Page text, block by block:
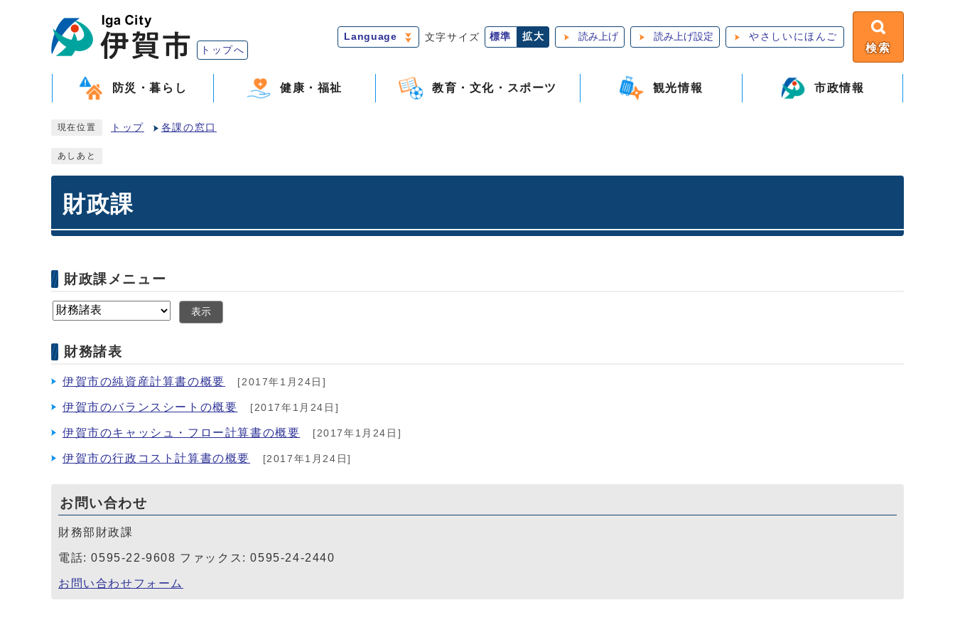
トップへ
Language 文字サイズ 標準 拡大 読み上げ 読み上げ設定 やさしいにほんご
検索
防災・暮らし 健康・福祉 教育・文化・スポーツ 観光情報 市政情報
現在位置 トップ 各課の窓口
あしあと
財政課
財政課メニュー
表示
財務諸表
伊賀市の純資産計算書の概要 [2017年1月24日]
伊賀市のバランスシートの概要 [2017年1月24日]
伊賀市のキャッシュ・フロー計算書の概要 [2017年1月24日]
伊賀市の行政コスト計算書の概要 [2017年1月24日]
お問い合わせ
財務部財政課
電話: 0595-22-9608 ファックス: 0595-24-2440
お問い合わせフォーム